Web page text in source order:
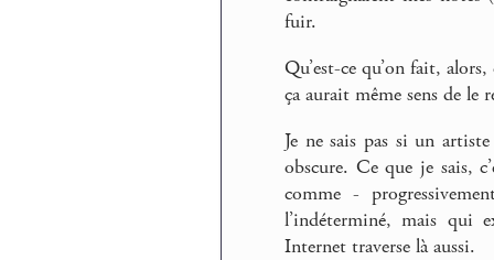
fuir.
Qu’est-ce qu’on fait,
ça aurait même sens de le
Je ne sais pas si un
obscure. Ce que je sais,
comme -
l’indéterminé, mais qui
Internet traverse là aussi.